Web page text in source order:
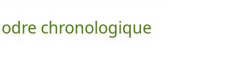
chronologique